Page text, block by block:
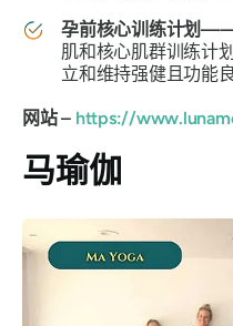
孕前核心训练计划
肌和核心肌群训练计
立和维持强健且功能
网站 – https://
马瑜伽